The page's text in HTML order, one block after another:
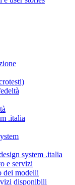
.italia
system .italia
e servizi
dei modelli
disponibili